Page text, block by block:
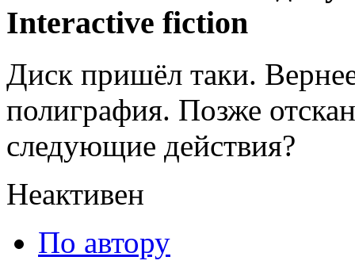
Interactive fiction
Диск пришёл таки.
полиграфия. Позже
следующие действия?
Неактивен
По автору